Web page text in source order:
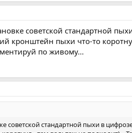
советской стандартной
кронштейн пыхи что-то
по живому...
советской стандартной пыхи в